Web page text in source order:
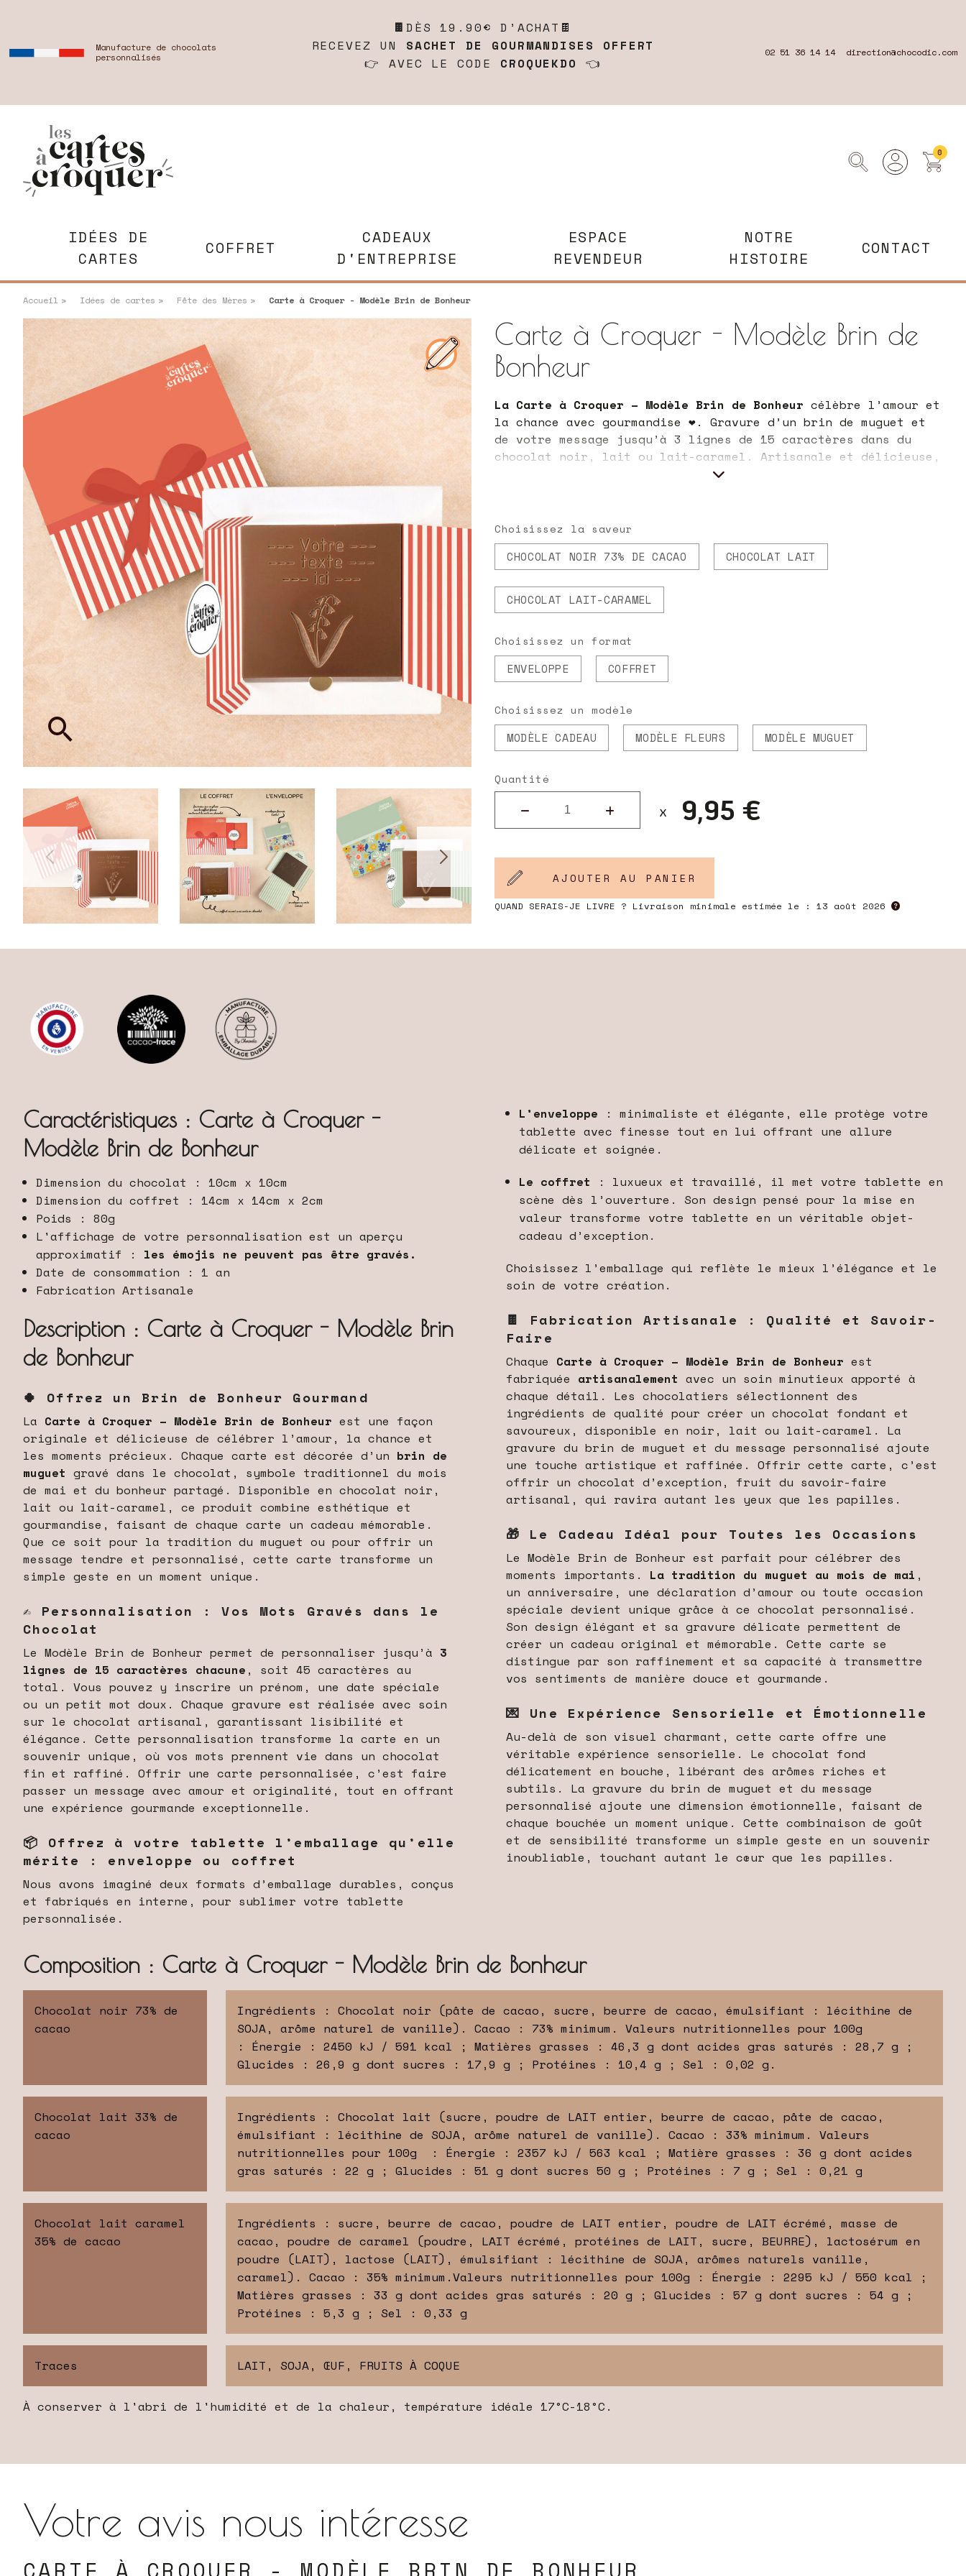
Manufacture de chocolats
personnalisés
🍫 DÈS 19.90€ D’ACHAT🍫
RECEVEZ UN SACHET DE GOURMANDISES OFFERT
👉 AVEC LE CODE CROQUEKDO👈
02 51 36 14 14 direction@chocodic.com
0
IDÉES DE
CARTES
COFFRET
CADEAUX
D'ENTREPRISE
ESPACE
REVENDEUR
NOTRE
HISTOIRE
CONTACT
Accueil Idées de cartes Fête des Mères Carte à Croquer - Modèle Brin de Bonheur
Carte à Croquer - Modèle Brin de
Bonheur
Choisissez la saveur
CHOCOLAT NOIR 73% DE CACAO CHOCOLAT LAIT
CHOCOLAT LAIT-CARAMEL
Choisissez un format
ENVELOPPE COFFRET
Choisissez un modèle
MODÈLE CADEAU MODÈLE FLEURS MODÈLE MUGUET
Quantité
9,95 €
AJOUTER AU PANIER
QUAND SERAIS-JE LIVRE ? Livraison minimale estimée le : 13 août 2026
La Carte à Croquer – Modèle Brin de Bonheur célèbre l’amour et
la chance avec gourmandise ❤️. Gravure d’un brin de muguet et
de votre message jusqu’à 3 lignes de 15 caractères dans du
chocolat noir, lait ou lait-caramel. Artisanale et délicieuse,
parfaite pour le mois de mai ou toute occasion.
Caractéristiques : Carte à Croquer -
Modèle Brin de Bonheur
Dimension du chocolat : 10cm x 10cm
Dimension du coffret : 14cm x 14cm x 2cm
Poids : 80g
L'affichage de votre personnalisation est un aperçu
approximatif : les émojis ne peuvent pas être gravés.
Date de consommation : 1 an
Fabrication Artisanale
Description : Carte à Croquer - Modèle Brin
de Bonheur
🍀 Offrez un Brin de Bonheur Gourmand
La Carte à Croquer – Modèle Brin de Bonheur est une façon
originale et délicieuse de célébrer l’amour, la chance et
les moments précieux. Chaque carte est décorée d’un brin de
muguet gravé dans le chocolat, symbole traditionnel du mois
de mai et du bonheur partagé. Disponible en chocolat noir,
lait ou lait-caramel, ce produit combine esthétique et
gourmandise, faisant de chaque carte un cadeau mémorable.
Que ce soit pour la tradition du muguet ou pour offrir un
message tendre et personnalisé, cette carte transforme un
simple geste en un moment unique.
✍️ Personnalisation : Vos Mots Gravés dans le
Chocolat
Le Modèle Brin de Bonheur permet de personnaliser jusqu’à 3
lignes de 15 caractères chacune , soit 45 caractères au
total. Vous pouvez y inscrire un prénom, une date spéciale
ou un petit mot doux. Chaque gravure est réalisée avec soin
sur le chocolat artisanal, garantissant lisibilité et
élégance. Cette personnalisation transforme la carte en un
souvenir unique, où vos mots prennent vie dans un chocolat
fin et raffiné. Offrir une carte personnalisée, c’est faire
passer un message avec amour et originalité, tout en offrant
une expérience gourmande exceptionnelle.
📦 Offrez à votre tablette l’emballage qu’elle
mérite : enveloppe ou coffret
Nous avons imaginé deux formats d’emballage durables, conçus
et fabriqués en interne, pour sublimer votre tablette
personnalisée.
L’enveloppe : minimaliste et élégante, elle protège votre
tablette avec finesse tout en lui offrant une allure
délicate et soignée.
Le coffret : luxueux et travaillé, il met votre tablette en
scène dès l’ouverture. Son design pensé pour la mise en
valeur transforme votre tablette en un véritable objet-
cadeau d’exception.
Choisissez l’emballage qui reflète le mieux l’élégance et le
soin de votre création.
🍫 Fabrication Artisanale : Qualité et Savoir-
Faire
Chaque Carte à Croquer – Modèle Brin de Bonheur est
fabriquée artisanalement avec un soin minutieux apporté à
chaque détail. Les chocolatiers sélectionnent des
ingrédients de qualité pour créer un chocolat fondant et
savoureux, disponible en noir, lait ou lait-caramel. La
gravure du brin de muguet et du message personnalisé ajoute
une touche artistique et raffinée. Offrir cette carte, c’est
offrir un chocolat d’exception, fruit du savoir-faire
artisanal, qui ravira autant les yeux que les papilles.
🎁 Le Cadeau Idéal pour Toutes les Occasions
Le Modèle Brin de Bonheur est parfait pour célébrer des
moments importants. La tradition du muguet au mois de mai ,
un anniversaire, une déclaration d’amour ou toute occasion
spéciale devient unique grâce à ce chocolat personnalisé.
Son design élégant et sa gravure délicate permettent de
créer un cadeau original et mémorable. Cette carte se
distingue par son raffinement et sa capacité à transmettre
vos sentiments de manière douce et gourmande.
💌 Une Expérience Sensorielle et Émotionnelle
Au-delà de son visuel charmant, cette carte offre une
véritable expérience sensorielle. Le chocolat fond
délicatement en bouche, libérant des arômes riches et
subtils. La gravure du brin de muguet et du message
personnalisé ajoute une dimension émotionnelle, faisant de
chaque bouchée un moment unique. Cette combinaison de goût
et de sensibilité transforme un simple geste en un souvenir
inoubliable, touchant autant le cœur que les papilles.
Composition : Carte à Croquer - Modèle Brin de Bonheur
Chocolat noir 73% de
cacao
Ingrédients : Chocolat noir (pâte de cacao, sucre, beurre de cacao, émulsifiant : lécithine de
SOJA, arôme naturel de vanille). Cacao : 73% minimum. Valeurs nutritionnelles pour 100g
: Énergie : 2450 kJ / 591 kcal ; Matières grasses : 46,3 g dont acides gras saturés : 28,7 g ;
Glucides : 26,9 g dont sucres : 17,9 g ; Protéines : 10,4 g ; Sel : 0,02 g.
Chocolat lait 33% de
cacao
Ingrédients : Chocolat lait (sucre, poudre de LAIT entier, beurre de cacao, pâte de cacao,
émulsifiant : lécithine de SOJA, arôme naturel de vanille). Cacao : 33% minimum. Valeurs
nutritionnelles pour 100g : Énergie : 2357 kJ / 563 kcal ; Matière grasses : 36 g dont acides
gras saturés : 22 g ; Glucides : 51 g dont sucres 50 g ; Protéines : 7 g ; Sel : 0,21 g
Chocolat lait caramel
35% de cacao
Ingrédients : sucre, beurre de cacao, poudre de LAIT entier, poudre de LAIT écrémé, masse de
cacao, poudre de caramel (poudre, LAIT écrémé, protéines de LAIT, sucre, BEURRE), lactosérum en
poudre (LAIT), lactose (LAIT), émulsifiant : lécithine de SOJA, arômes naturels vanille,
caramel). Cacao : 35% minimum.Valeurs nutritionnelles pour 100g : Énergie : 2295 kJ / 550 kcal ;
Matières grasses : 33 g dont acides gras saturés : 20 g ; Glucides : 57 g dont sucres : 54 g ;
Protéines : 5,3 g ; Sel : 0,33 g
Traces LAIT, SOJA, ŒUF, FRUITS À COQUE
À conserver à l'abri de l'humidité et de la chaleur, température idéale 17°C-18°C.
Votre avis nous intéresse